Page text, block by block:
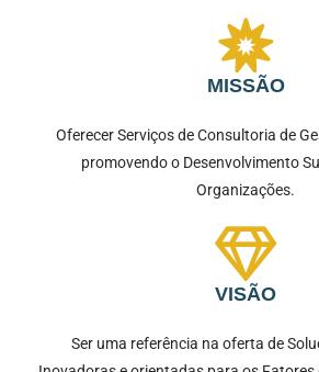
MISSÃO
Oferecer Serviços de Consultoria de
promovendo o Desenvolvimento
Organizações.
VISÃO
Ser uma referência na oferta de